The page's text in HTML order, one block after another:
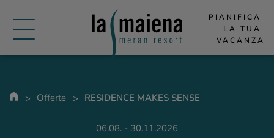
PIANIFICA
LA TUA
VACANZA
Offerte RESIDENCE MAKES SENSE
06.08. - 30.11.2026